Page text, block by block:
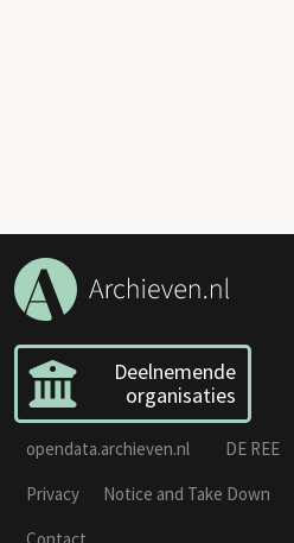
Deelnemende
organisaties
opendata.archieven.nl DE REE
Privacy
Notice and Take Down